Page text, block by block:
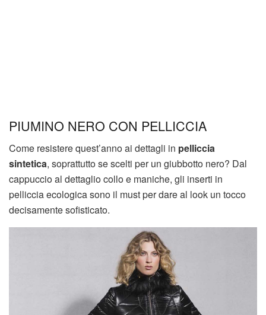
PIUMINO NERO CON PELLICCIA
Come resistere quest’anno ai dettagli in pelliccia
sintetica, soprattutto se scelti per un giubbotto nero? Dal
cappuccio al dettaglio collo e maniche, gli inserti in
pelliccia ecologica sono il must per dare al look un tocco
decisamente sofisticato.